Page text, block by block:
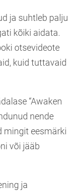
ja suhtleb palju
kõiki aidata.
otsevideote
kuid tuttavaid
“Awaken
nende
mingit eesmärki
või jääb
ja